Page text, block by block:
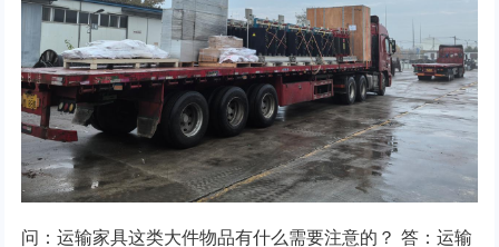
问：运输家具这类大件物品有什么需要注意的？ 答：运输